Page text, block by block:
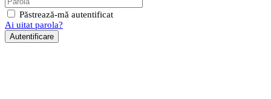
Păstrează-mă autentificat
Ai uitat parola?
Autentificare